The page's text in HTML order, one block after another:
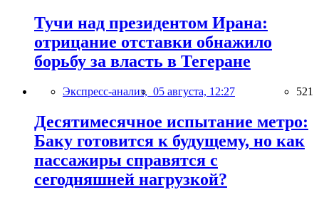
Тучи над президентом Ирана:
отрицание отставки обнажило
борьбу за власть в Тегеране
Экспресс-анализ, 05 августа, 12:27 521
Десятимесячное испытание метро:
Баку готовится к будущему, но как
пассажиры справятся с
сегодняшней нагрузкой?